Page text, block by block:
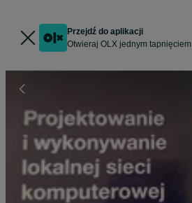
Przejdź do aplikacji
Otwieraj OLX jednym tapnięciem